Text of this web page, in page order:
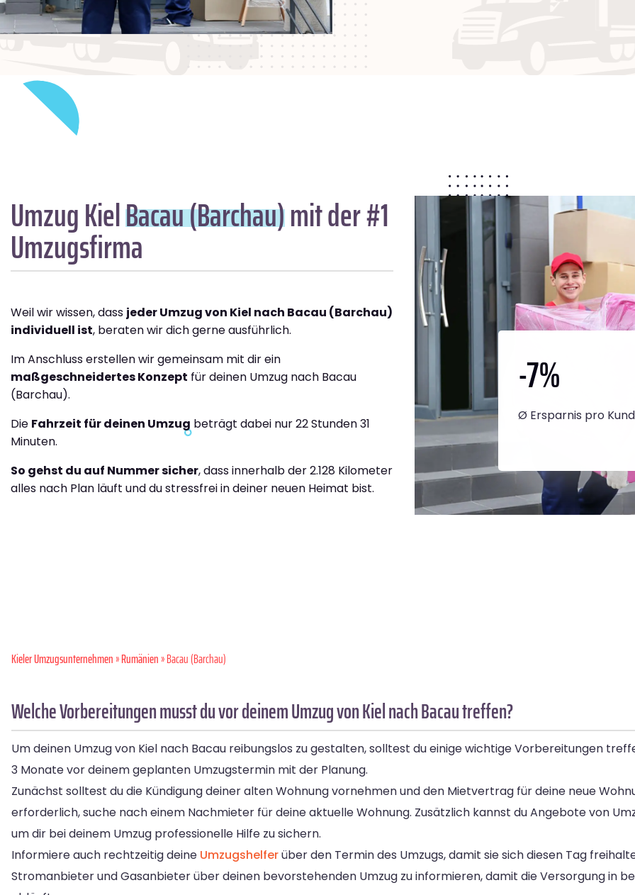
Umzug KielBacau (Barchau)mit der #1
Umzugsfirma
Weil wir wissen, dass jeder Umzug von Kiel nach Bacau (Barchau)
individuell ist, beraten wir dich gerne ausführlich.
Im Anschluss erstellen wir gemeinsam mit dir ein
maßgeschneidertes Konzept für deinen Umzug nach Bacau
(Barchau).
Die Fahrzeit für deinen Umzug beträgt dabei nur 22 Stunden 31
Minuten.
So gehst du auf Nummer sicher, dass innerhalb der 2.128 Kilometer
alles nach Plan läuft und du stressfrei in deiner neuen Heimat bist.
-7%
Ø Ersparnis pro
Kieler Umzugsunternehmen»Rumänien» Bacau (Barchau)
Welche Vorbereitungen musst du vor deinem Umzug von Kiel nach Bacau treffen?
Um deinen Umzug von Kiel nach Bacau reibungslos zu gestalten, solltest du einige wichtige Vorbereitungen
3 Monate vor deinem geplanten Umzugstermin mit der Planung.
Zunächst solltest du die Kündigung deiner alten Wohnung vornehmen und den Mietvertrag für deine neue
erforderlich, suche nach einem Nachmieter für deine aktuelle Wohnung. Zusätzlich kannst du Angebote von
um dir bei deinem Umzug professionelle Hilfe zu sichern.
Informiere auch rechtzeitig deine Umzugshelferüber den Termin des Umzugs, damit sie sich diesen Tag
Stromanbieter und Gasanbieter über deinen bevorstehenden Umzug zu informieren, damit die Versorgung in